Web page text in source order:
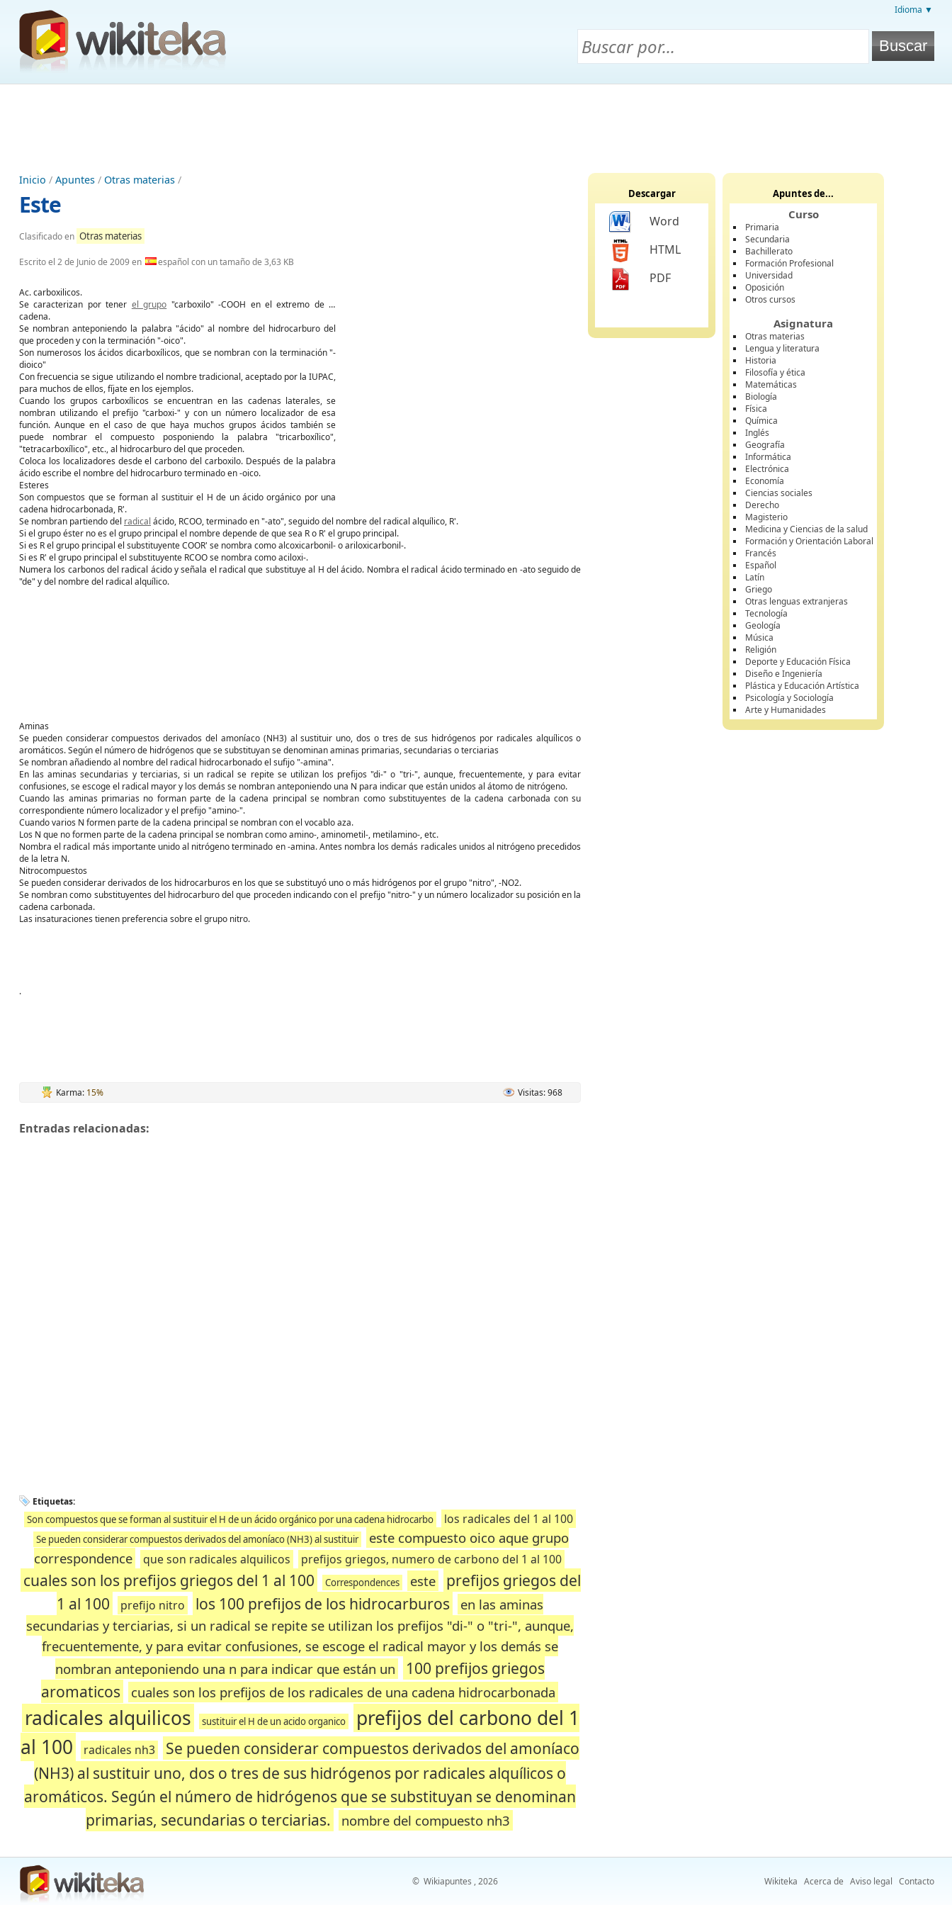
Idioma ▼
Inicio / Apuntes / Otras materias /
Este
Clasificado en Otras materias
Escrito el 2 de Junio de 2009en español con un tamaño de 3,63 KB
Ac. carboxilicos.
Se caracterizan por tener el grupo "carboxilo" -COOH en el extremo de la
cadena.
Se nombran anteponiendo la palabra "ácido" al nombre del hidrocarburo del
que proceden y con la terminación "-oico".
Son numerosos los ácidos dicarboxílicos, que se nombran con la terminación "-
dioico"
Con frecuencia se sigue utilizando el nombre tradicional, aceptado por la IUPAC,
para muchos de ellos, fíjate en los ejemplos.
Cuando los grupos carboxílicos se encuentran en las cadenas laterales, se
nombran utilizando el prefijo "carboxi-" y con un número localizador de esa
función. Aunque en el caso de que haya muchos grupos ácidos también se
puede nombrar el compuesto posponiendo la palabra "tricarboxílico",
"tetracarboxílico", etc., al hidrocarburo del que proceden.
Coloca los localizadores desde el carbono del carboxilo. Después de la palabra
ácido escribe el nombre del hidrocarburo terminado en -oico.
Esteres
Son compuestos que se forman al sustituir el H de un ácido orgánico por una
cadena hidrocarbonada, R'.
Se nombran partiendo del radical ácido, RCOO, terminado en "-ato", seguido del nombre del radical alquílico, R'.
Si el grupo éster no es el grupo principal el nombre depende de que sea R o R' el grupo principal.
Si es R el grupo principal el substituyente COOR' se nombra como alcoxicarbonil- o ariloxicarbonil-.
Si es R' el grupo principal el substituyente RCOO se nombra como aciloxi-.
Numera los carbonos del radical ácido y señala el radical que substituye al H del ácido. Nombra el radical ácido terminado en -ato seguido de
"de" y del nombre del radical alquílico.
Aminas
Se pueden considerar compuestos derivados del amoníaco (NH3) al sustituir uno, dos o tres de sus hidrógenos por radicales alquílicos o
aromáticos. Según el número de hidrógenos que se substituyan se denominan aminas primarias, secundarias o terciarias
Se nombran añadiendo al nombre del radical hidrocarbonado el sufijo "-amina".
En las aminas secundarias y terciarias, si un radical se repite se utilizan los prefijos "di-" o "tri-", aunque, frecuentemente, y para evitar
confusiones, se escoge el radical mayor y los demás se nombran anteponiendo una N para indicar que están unidos al átomo de nitrógeno.
Cuando las aminas primarias no forman parte de la cadena principal se nombran como substituyentes de la cadena carbonada con su
correspondiente número localizador y el prefijo "amino-".
Cuando varios N formen parte de la cadena principal se nombran con el vocablo aza.
Los N que no formen parte de la cadena principal se nombran como amino-, aminometil-, metilamino-, etc.
Nombra el radical más importante unido al nitrógeno terminado en -amina. Antes nombra los demás radicales unidos al nitrógeno precedidos
de la letra N.
Nitrocompuestos
Se pueden considerar derivados de los hidrocarburos en los que se substituyó uno o más hidrógenos por el grupo "nitro", -NO2.
Se nombran como substituyentes del hidrocarburo del que proceden indicando con el prefijo "nitro-" y un número localizador su posición en la
cadena carbonada.
Las insaturaciones tienen preferencia sobre el grupo nitro.
.
Karma: 15% Visitas: 968
Entradas relacionadas:
Etiquetas:
Son compuestos que se forman al sustituir el H de un ácido orgánico por una cadena hidrocarbo los radicales del 1 al 100
Se pueden considerar compuestos derivados del amoníaco (NH3) al sustituir
este compuesto oico aque grupo
correspondence
que son radicales alquilicos prefijos griegos, numero de carbono del 1 al 100
cuales son los prefijos griegos del 1 al 100 Correspondences este
prefijos griegos del
1 al 100
prefijo nitro los 100 prefijos de los hidrocarburos
en las aminas
secundarias y terciarias, si un radical se repite se utilizan los prefijos "di-" o "tri-", aunque,
frecuentemente, y para evitar confusiones, se escoge el radical mayor y los demás se
nombran anteponiendo una n para indicar que están un
100 prefijos griegos
aromaticos
cuales son los prefijos de los radicales de una cadena hidrocarbonada
radicales alquilicos sustituir el H de un acido organico
prefijos del carbono del 1
al 100
radicales nh3
Se pueden considerar compuestos derivados del amoníaco
(NH3) al sustituir uno, dos o tres de sus hidrógenos por radicales alquílicos o
aromáticos. Según el número de hidrógenos que se substituyan se denominan
primarias, secundarias o terciarias.
nombre del compuesto nh3
Descargar
Word
HTML
PDF
Apuntes de...
Curso
Primaria
Secundaria
Bachillerato
Formación Profesional
Universidad
Oposición
Otros cursos
Asignatura
Otras materias
Lengua y literatura
Historia
Filosofía y ética
Matemáticas
Biología
Física
Química
Inglés
Geografía
Informática
Electrónica
Economía
Ciencias sociales
Derecho
Magisterio
Medicina y Ciencias de la salud
Formación y Orientación Laboral
Francés
Español
Latín
Griego
Otras lenguas extranjeras
Tecnología
Geología
Música
Religión
Deporte y Educación Física
Diseño e Ingeniería
Plástica y Educación Artística
Psicología y Sociología
Arte y Humanidades
Wikiteka Acerca de Aviso legal Contacto
© Wikiapuntes , 2026